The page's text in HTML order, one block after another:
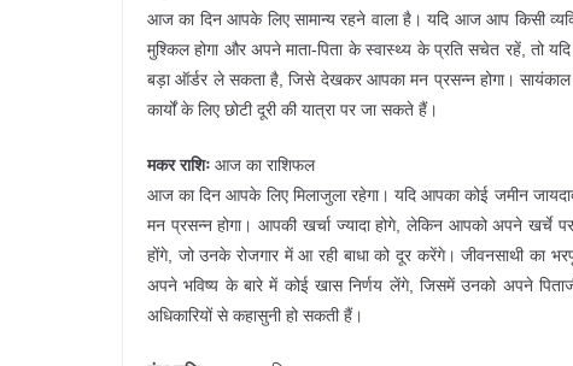
आज का दिन आपके लिए सामान्य रहने वाला है। यदि आज आप किसी
मुश्किल होगा और अपने माता-पिता के स्वास्थ्य के प्रति सचेत रहें, तो
बड़ा ऑर्डर ले सकता है, जिसे देखकर आपका मन प्रसन्न होगा।
कार्यों के लिए छोटी दूरी की यात्रा पर जा सकते हैं।
मकर राशिः आज का राशिफल
आज का दिन आपके लिए मिलाजुला रहेगा। यदि आपका कोई जमीन
मन प्रसन्न होगा। आपकी खर्चा ज्यादा होगे, लेकिन आपको अपने खर्चे पर
होंगे, जो उनके रोजगार में आ रही बाधा को दूर करेंगे। जीवनसाथी का
अपने भविष्य के बारे में कोई खास निर्णय लेंगे, जिसमें उनको अपने
अधिकारियों से कहासुनी हो सकती हैं।